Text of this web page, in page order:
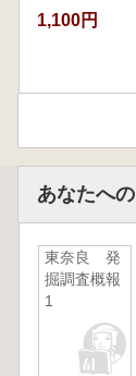
1,100円
あなたへ
東奈良 発
掘調査概報
1